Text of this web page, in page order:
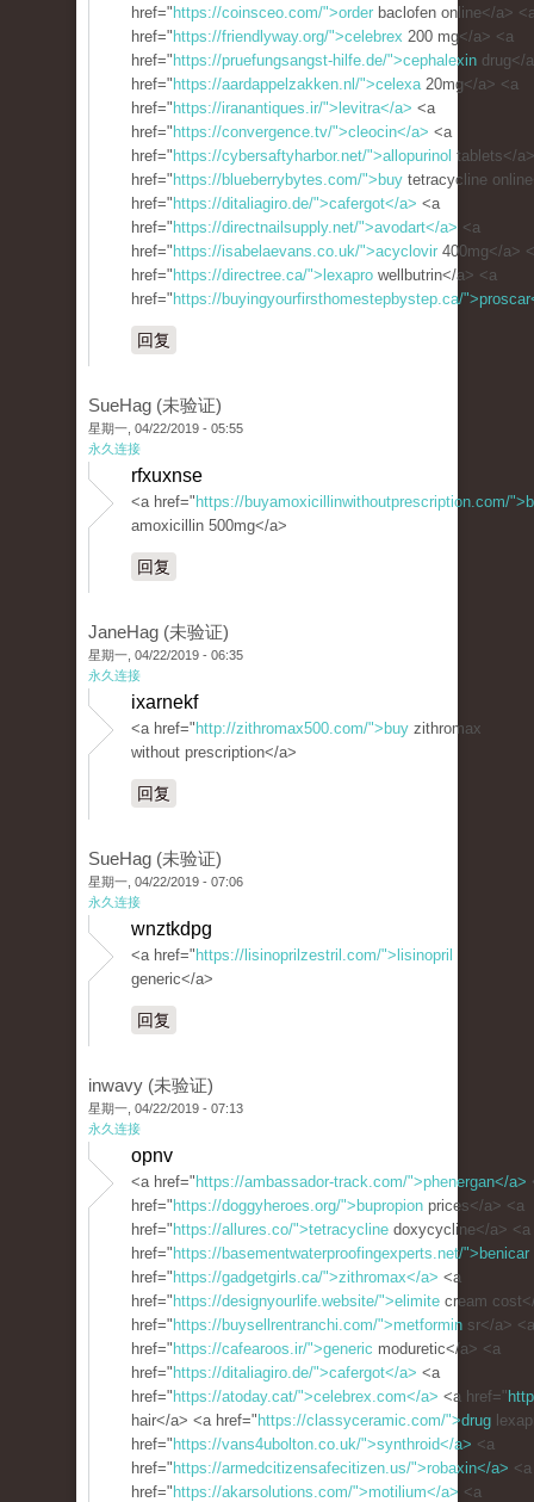
href=" https://coinsceo.com/">order baclofen online</a>
href=" https://friendlyway.org/">celebrex 200 mg</a> <a
href=" https://pruefungsangst-hilfe.de/">cephalexin drug</
href=" https://aardappelzakken.nl/">celexa20mg</a> <a
href=" https://iranantiques.ir/">levitra</a> <a
href=" https://convergence.tv/">cleocin</a> <a
href=" https://cybersaftyharbor.net/">allopurinol tablets</
href=" https://blueberrybytes.com/">buy tetracycline
href=" https://ditaliagiro.de/">cafergot</a> <a
href=" https://directnailsupply.net/">avodart</a> <a
href=" https://isabelaevans.co.uk/">acyclovir 400mg</a>
href=" https://directree.ca/">lexapro wellbutrin</a> <a
href=" https://buyingyourfirsthomestepbystep.ca/
回复
SueHag (未验证)
星期一, 04/22/2019 - 05:55
永久连接
rfxuxnse
<a href=" https://buyamoxicillinwithoutprescription.com/
amoxicillin 500mg</a>
回复
JaneHag (未验证)
星期一, 04/22/2019 - 06:35
永久连接
ixarnekf
<a href=" http://zithromax500.com/">buy zithromax
without prescription</a>
回复
SueHag (未验证)
星期一, 04/22/2019 - 07:06
永久连接
wnztkdpg
<a href=" https://lisinoprilzestril.com/">lisinopril
generic</a>
回复
inwavy (未验证)
星期一, 04/22/2019 - 07:13
永久连接
opnv
<a href=" https://ambassador-track.com/">phenergan</a>
href=" https://doggyheroes.org/">bupropion prices</a> <a
href=" https://allures.co/">tetracycline doxycycline</a> <a
href=" https://basementwaterproofingexperts.net/">benicar
href=" https://gadgetgirls.ca/">zithromax</a> <a
href=" https://designyourlife.website/">elimite cream
href=" https://buysellrentranchi.com/">metformin sr</a> <a
href=" https://cafearoos.ir/">generic moduretic</a> <a
href=" https://ditaliagiro.de/">cafergot</a> <a
href=" https://atoday.cat/">celebrex.com</a> <a href="
hair</a> <a href=" https://classyceramic.com/">drug
href=" https://vans4ubolton.co.uk/">synthroid</a> <a
href=" https://armedcitizensafecitizen.us/">robaxin</a> <a
href=" https://akarsolutions.com/">motilium</a> <a